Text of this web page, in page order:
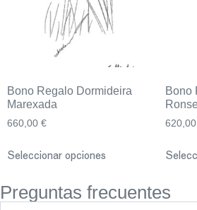
Bono Regalo Dormideira
Marexada
660,00 €
Seleccionar opciones
Bono
620,00
Preguntas frecuentes